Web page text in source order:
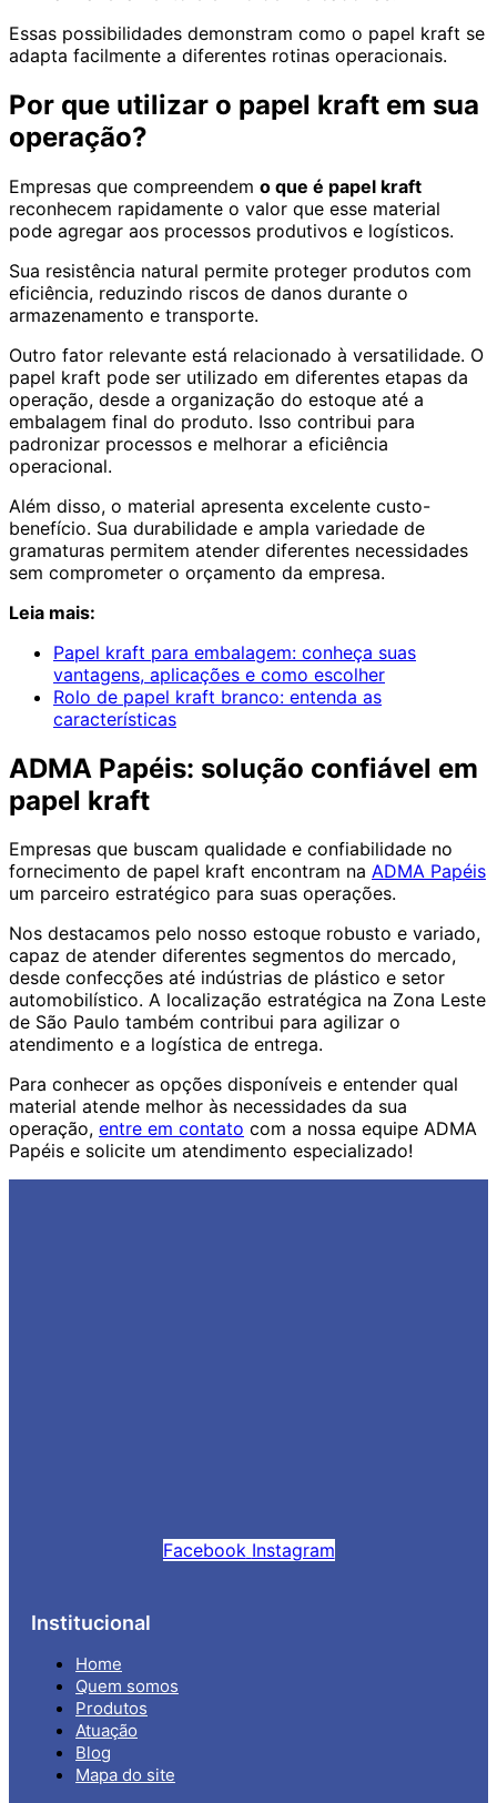
Essas possibilidades demonstram como o papel kraft se
adapta facilmente a diferentes rotinas operacionais.
Por que utilizar o papel kraft em sua
operação?
Empresas que compreendem o que é papel kraft
reconhecem rapidamente o valor que esse material
pode agregar aos processos produtivos e logísticos.
Sua resistência natural permite proteger produtos com
eficiência, reduzindo riscos de danos durante o
armazenamento e transporte.
Outro fator relevante está relacionado à versatilidade. O
papel kraft pode ser utilizado em diferentes etapas da
operação, desde a organização do estoque até a
embalagem final do produto. Isso contribui para
padronizar processos e melhorar a eficiência
operacional.
Além disso, o material apresenta excelente custo-
benefício. Sua durabilidade e ampla variedade de
gramaturas permitem atender diferentes necessidades
sem comprometer o orçamento da empresa.
Leia mais:
Papel kraft para embalagem: conheça suas
vantagens, aplicações e como escolher
Rolo de papel kraft branco: entenda as
características
ADMA Papéis: solução confiável em
papel kraft
Empresas que buscam qualidade e confiabilidade no
fornecimento de papel kraft encontram na ADMA Papéis
um parceiro estratégico para suas operações.
Nos destacamos pelo nosso estoque robusto e variado,
capaz de atender diferentes segmentos do mercado,
desde confecções até indústrias de plástico e setor
automobilístico. A localização estratégica na Zona Leste
de São Paulo também contribui para agilizar o
atendimento e a logística de entrega.
Para conhecer as opções disponíveis e entender qual
material atende melhor às necessidades da sua
operação, entre em contato com a nossa equipe ADMA
Papéis e solicite um atendimento especializado!
Facebook Instagram
Institucional
Home
Quem somos
Produtos
Atuação
Blog
Mapa do site